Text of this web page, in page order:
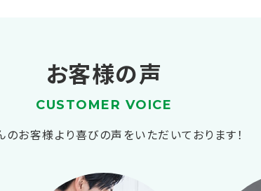
お客様の声
CUSTOMER VOICE
のお客様より喜びの声をいただいております！